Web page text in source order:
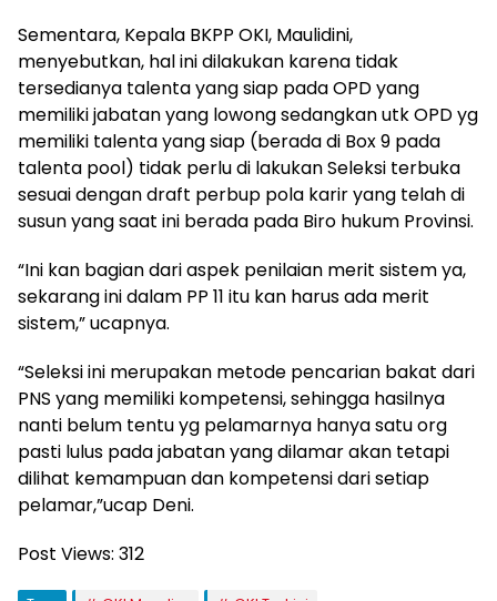
Sementara, Kepala BKPP OKI, Maulidini,
menyebutkan, hal ini dilakukan karena tidak
tersedianya talenta yang siap pada OPD yang
memiliki jabatan yang lowong sedangkan utk OPD yg
memiliki talenta yang siap (berada di Box 9 pada
talenta pool) tidak perlu di lakukan Seleksi terbuka
sesuai dengan draft perbup pola karir yang telah di
susun yang saat ini berada pada Biro hukum Provinsi.
“Ini kan bagian dari aspek penilaian merit sistem ya,
sekarang ini dalam PP 11 itu kan harus ada merit
sistem,” ucapnya.
“Seleksi ini merupakan metode pencarian bakat dari
PNS yang memiliki kompetensi, sehingga hasilnya
nanti belum tentu yg pelamarnya hanya satu org
pasti lulus pada jabatan yang dilamar akan tetapi
dilihat kemampuan dan kompetensi dari setiap
pelamar,”ucap Deni.
Post Views: 312